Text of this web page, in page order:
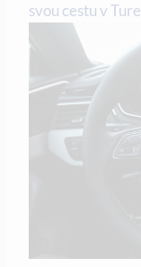
svou cestu v